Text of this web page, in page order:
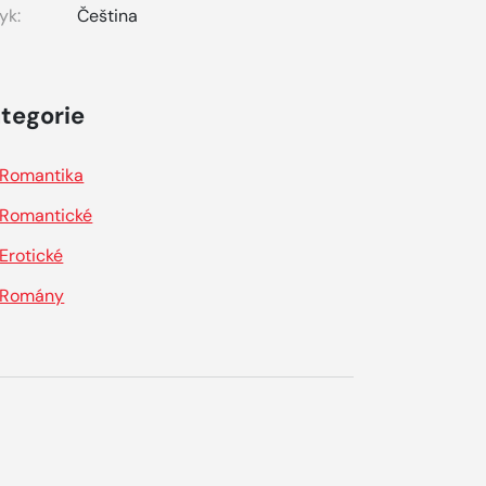
Čeština
Romantika
Romantické
Erotické
Romány